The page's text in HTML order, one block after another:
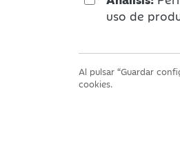
uso de
Al pulsar “Guardar
cookies.